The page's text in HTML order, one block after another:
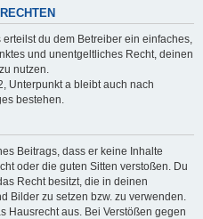
du dem Betreiber ein einfaches,
und unentgeltliches Recht, deinen
nutzen.
Unterpunkt a bleibt auch nach
bestehen.
Beitrags, dass er keine Inhalte
oder die guten Sitten verstoßen. Du
Recht besitzt, die in deinen
Bilder zu setzen bzw. zu verwenden.
Hausrecht aus. Bei Verstößen gegen